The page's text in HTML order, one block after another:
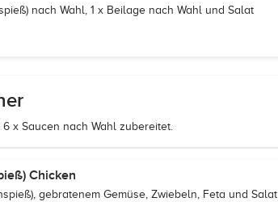
nach Wahl, 1 x Beilage nach Wahl und Salat
x Saucen nach Wahl zubereitet.
Chicken
gebratenem Gemüse, Zwiebeln, Feta und Salat